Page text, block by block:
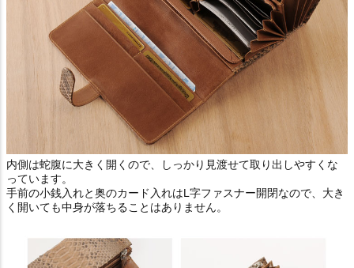
内側は蛇腹に大きく開くので、しっかり見渡せて取り出しやすくな
っています。
手前の小銭入れと奥のカード入れはL字ファスナー開閉なので、大き
く開いても中身が落ちることはありません。